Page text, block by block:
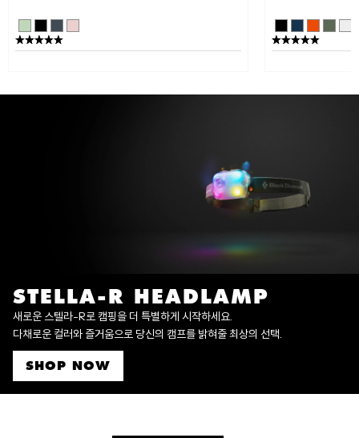
STELLA-R HEADLAMP
새로운 스텔라-R로 캠핑을 더 특별하게 시작하세요.
다채로운 컬러와 즐거움으로 당신의 캠프를 밝혀줄 최상의 선택.
SHOP NOW